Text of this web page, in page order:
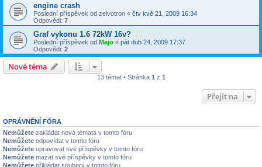
engine crash
Poslední příspěvek od zelvotron « čtv kvě 21, 2009 16:34
Odpovědi: 7
Graf vykonu 1.6 72kW 16v?
Poslední příspěvek od Majo « pát dub 24, 2009 17:37
Odpovědi: 2
Nové téma
13 témat • Stránka 1 z 1
Přejít na
OPRÁVNĚNÍ FÓRA
Nemůžete zakládat nová témata v tomto fóru
Nemůžete odpovídat v tomto fóru
Nemůžete upravovat své příspěvky v tomto fóru
Nemůžete mazat své příspěvky v tomto fóru
Nemůžete přikládat soubory v tomto fóru